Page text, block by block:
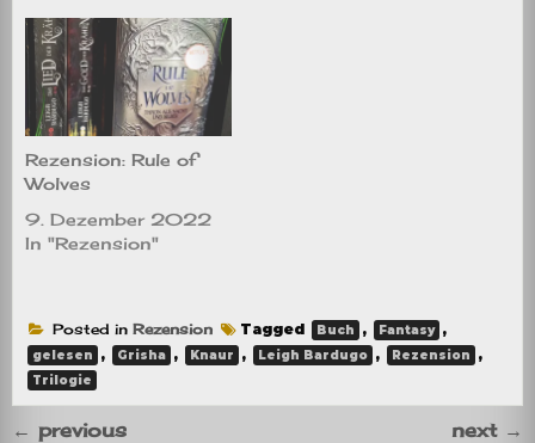
Rezension: Rule of
Wolves
9. Dezember 2022
In "Rezension"
Posted in Rezension Tagged Buch , Fantasy ,
gelesen , Grisha , Knaur , Leigh Bardugo , Rezension ,
Trilogie
← previous next →